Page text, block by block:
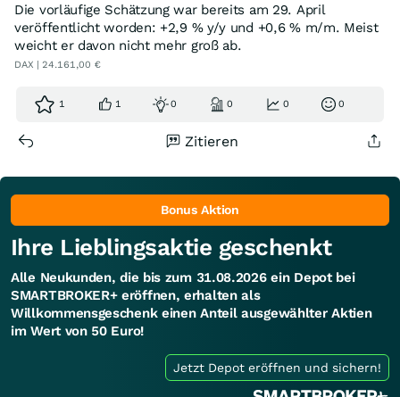
Die vorläufige Schätzung war bereits am 29. April
veröffentlicht worden: +2,9 % y/y und +0,6 % m/m. Meist
weicht er davon nicht mehr groß ab.
DAX | 24.161,00 €
1 1 0 0 0 0
Zitieren
Bonus Aktion
Ihre Lieblingsaktie geschenkt
Alle Neukunden, die bis zum 31.08.2026 ein Depot bei
SMARTBROKER+ eröffnen, erhalten als
Willkommensgeschenk einen Anteil ausgewählter Aktien
im Wert von 50 Euro!
Jetzt Depot eröffnen und sichern!